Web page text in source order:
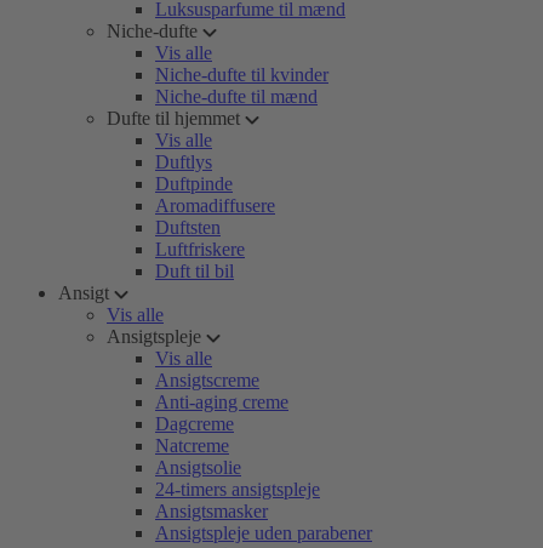
Luksusparfume til mænd
Niche-dufte
Vis alle
Niche-dufte til kvinder
Niche-dufte til mænd
Dufte til hjemmet
Vis alle
Duftlys
Duftpinde
Aromadiffusere
Duftsten
Luftfriskere
Duft til bil
Ansigt
Vis alle
Ansigtspleje
Vis alle
Ansigtscreme
Anti-aging creme
Dagcreme
Natcreme
Ansigtsolie
24-timers ansigtspleje
Ansigtsmasker
Ansigtspleje uden parabener